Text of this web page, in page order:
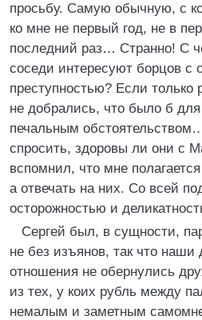
просьбу. Самую обычную, с
ко мне не первый год, не в
последний раз… Странно! С
соседи интересуют борцов с
преступностью? Если
не добрались, что было б
печальным
спросить, здоровы ли они с
вспомнил, что мне
а отвечать на них. Со всей
осторожностью и
Сергей был, в сущности,
не без изъянов, так что наши
отношения не обернулись
из тех, у коих рубль между
немалым и заметным